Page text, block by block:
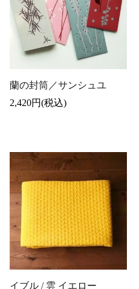
蘭の封筒／サンシュユ
2,420円(税込)
イブル / 雲 イエロー